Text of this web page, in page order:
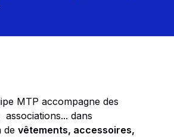
MTP accompagne des
dans
de vêtements, accessoires,